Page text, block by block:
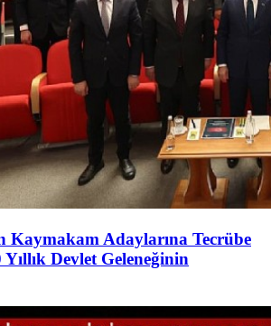
Kaymakam Adaylarına Tecrübe
Devlet Geleneğinin